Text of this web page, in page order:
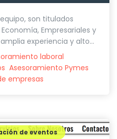
son titulados
Empresariales y
experiencia y alto...
laboral
Asesoramiento Pymes
empresas
de eventos